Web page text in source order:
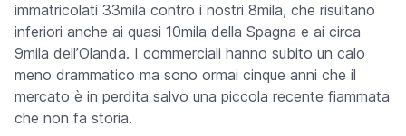
immatricolati 33mila contro i nostri 8mila, che risultano
inferiori anche ai quasi 10mila della Spagna e ai circa
9mila dell’Olanda. I commerciali hanno subito un calo
meno drammatico ma sono ormai cinque anni che il
mercato è in perdita salvo una piccola recente fiammata
che non fa storia.